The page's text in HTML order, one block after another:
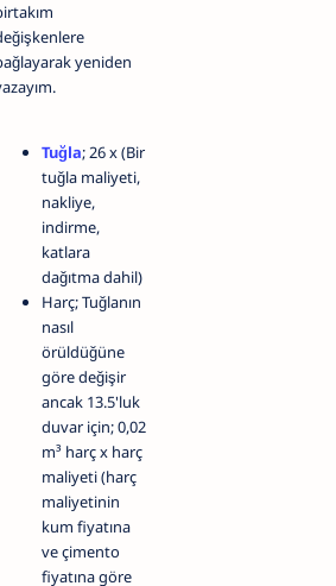
yeniden
Tuğla; 26 x (Bir
tuğla maliyeti,
nakliye,
indirme,
katlara
dağıtma dahil)
Harç; Tuğlanın
nasıl
örüldüğüne
göre değişir
ancak 13.5'luk
duvar için; 0,02
m³ harç x harç
maliyeti (harç
maliyetinin
kum fiyatına
ve çimento
fiyatına göre